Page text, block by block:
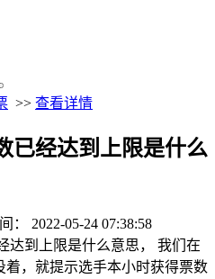
>> 查看详情
已经达到上限是什么
： 2022-05-24 07:38:58
达到上限是什么意思， 我们在
，就提示选手本小时获得票数